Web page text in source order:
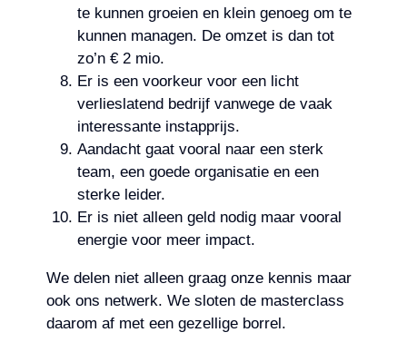
te kunnen groeien en klein genoeg om te
kunnen managen. De omzet is dan tot
zo’n € 2 mio.
Er is een voorkeur voor een licht
verlieslatend bedrijf vanwege de vaak
interessante instapprijs.
Aandacht gaat vooral naar een sterk
team, een goede organisatie en een
sterke leider.
Er is niet alleen geld nodig maar vooral
energie voor meer impact.
We delen niet alleen graag onze kennis maar
ook ons netwerk. We sloten de masterclass
daarom af met een gezellige borrel.